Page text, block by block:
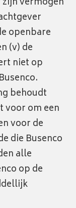
openbare
(v) de
niet op
behoudt
voor om een
voor de
die Busenco
alle
op de